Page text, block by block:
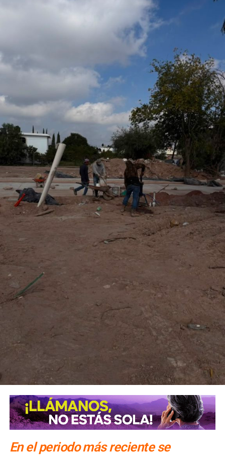
o que permitirá fortalecer la promoción turística y cultural
Por último, la presidenta concejal invitó a las y los
asistentes a visitar el stand de Villa de Pozos y conocer
la oferta que tiene el municipio, entre la que destacan su
gastronomía y sus tradiciones, como la emblemática
Procesión de los Cristos, una de las celebraciones que
forman parte de su identidad cultural.
También lee:
Villa de Pozos mantiene acciones por bailes
clandestinos
En el periodo más reciente se